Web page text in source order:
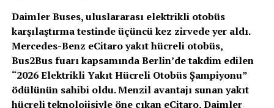
Daimler Buses, uluslararası elektrikli otobüs
karşılaştırma testinde üçüncü kez zirvede yer aldı.
Mercedes-Benz eCitaro yakıt hücreli otobüs,
Bus2Bus fuarı kapsamında Berlin’de takdim edilen
“2026 Elektrikli Yakıt Hücreli Otobüs Şampiyonu”
ödülünün sahibi oldu. Menzil avantajı sunan yakıt
hücreli teknolojisiyle öne çıkan eCitaro, Daimler